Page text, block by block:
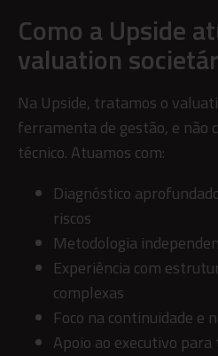
Como a Upside
valuation
Na Upside, tratamos o
ferramenta de gestão, e não
técnico. Atuamos com:
Diagnóstico
riscos
Metodologia
Experiência com
complexas
Foco na continuidade e
Apoio ao executivo